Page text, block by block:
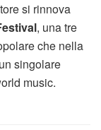
si rinnova
, una tre
che nella
singolare
music.